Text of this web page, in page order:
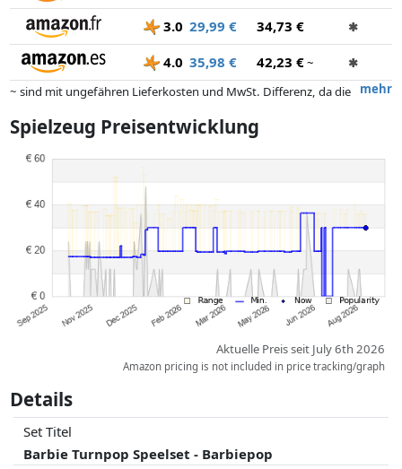
3.0 29,99 € 34,73 € ✱
4.0 35,98 € 42,23 €~
✱
mehr
~ sind mit ungefähren Lieferkosten und MwSt. Differenz, da die
abweichen können.
geändert haben. Die Ordnung erfolgt rein nach dem Preis,
Vergütungen durch Partner haben darauf keinerlei Einfluss. Nur bei
gleichen Preisen können historische Leistungen die Ordnung
Spielzeug Preisentwicklung
Aktuelle Preis seit July 6th 2026
Amazon pricing is not included in price tracking/graph
Details
Set Titel
Barbie Turnpop Speelset - Barbiepop